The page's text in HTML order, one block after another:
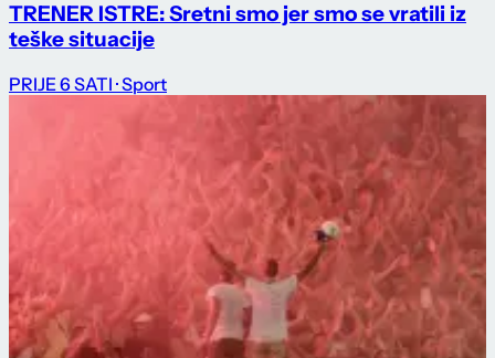
TRENER ISTRE: Sretni smo jer smo se vratili iz
teške situacije
PRIJE 6 SATI · Sport